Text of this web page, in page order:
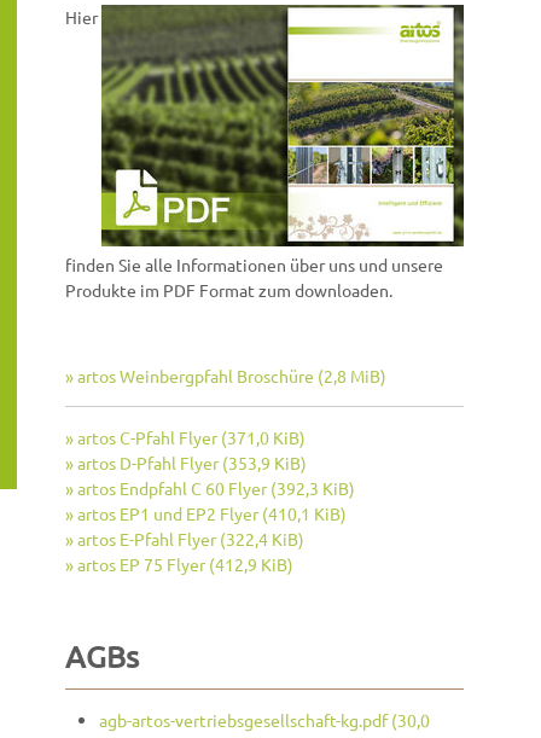
Hier
finden Sie alle Informationen über uns und unsere
Produkte im PDF Format zum downloaden.
» artos Weinbergpfahl Broschüre (2,8 MiB)
» artos C-Pfahl Flyer(371,0 KiB)
» artos D-Pfahl Flyer(353,9 KiB)
» artos Endpfahl C 60 Flyer(392,3 KiB)
» artos EP1 und EP2 Flyer(410,1 KiB)
» artos E-Pfahl Flyer(322,4 KiB)
» artos EP 75 Flyer(412,9 KiB)
AGBs
agb-artos-vertriebsgesellschaft-kg.pdf(30,0